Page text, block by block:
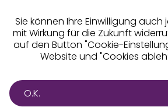
Sie können Ihre Einwilligung
mit Wirkung für die Zukunft
auf den Button "Cookie-
Website und "Cookies
O.K.